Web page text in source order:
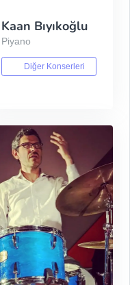
Kaan Bıyıkoğlu
Piyano
Diğer Konserleri